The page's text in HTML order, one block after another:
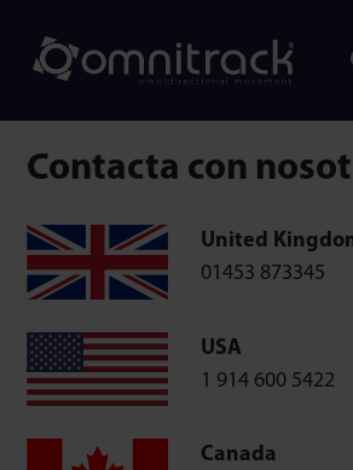
Contacta con
United
01453 873345
USA
1 914 600 5422
Canada